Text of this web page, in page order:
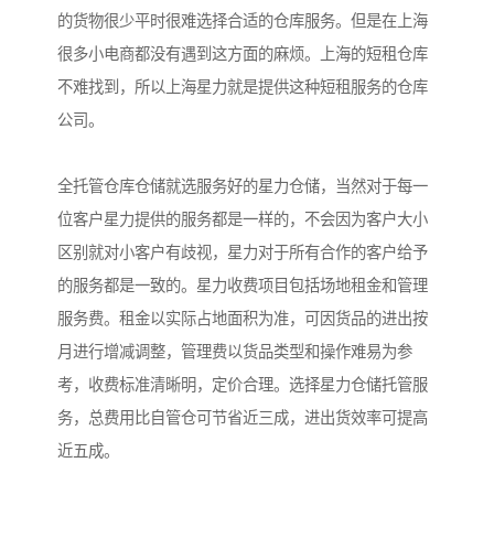
的货物很少平时很难选择合适的仓库服务。但是在上海
很多小电商都没有遇到这方面的麻烦。上海的短租仓库
不难找到，所以上海星力就是提供这种短租服务的仓库
公司。
全托管仓库仓储就选服务好的星力仓储，当然对于每一
位客户星力提供的服务都是一样的，不会因为客户大小
区别就对小客户有歧视，星力对于所有合作的客户给予
的服务都是一致的。星力收费项目包括场地租金和管理
服务费。租金以实际占地面积为准，可因货品的进出按
月进行增减调整，管理费以货品类型和操作难易为参
考，收费标准清晰明，定价合理。选择星力仓储托管服
务，总费用比自管仓可节省近三成，进出货效率可提高
近五成。